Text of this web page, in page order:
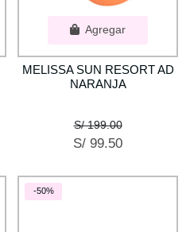
Agregar
MELISSA SUN RESORT AD
NARANJA
S/ 199.00
S/ 99.50
-50%